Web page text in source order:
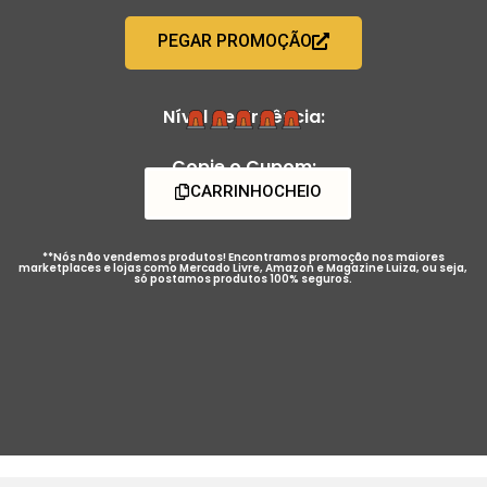
PEGAR PROMOÇÃO
Nível de Urgência:
Copie o Cupom:
CARRINHOCHEIO
**Nós não vendemos produtos! Encontramos promoção nos maiores
marketplaces e lojas como Mercado Livre, Amazon e Magazine Luiza, ou seja,
só postamos produtos 100% seguros.